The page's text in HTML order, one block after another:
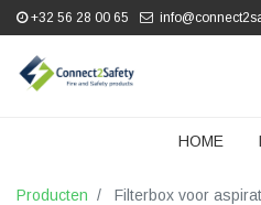
+32 56 28 00 65
HOME
Producten Filterbox voor